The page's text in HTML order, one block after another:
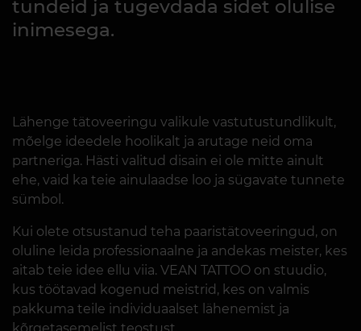
tundeid ja tugevdada sidet olulise
inimesega.
Lähenge tätoveeringu valikule vastutustundlikult,
mõelge ideedele hoolikalt ja arutage neid oma
partneriga. Hästi valitud disain ei ole mitte ainult
ehe, vaid ka teie ainulaadse loo ja sügavate tunnete
sümbol.
Kui olete otsustanud teha paaristätoveeringud, on
oluline leida professionaalne ja andekas meister, kes
aitab teie idee ellu viia. VEAN TATTOO on stuudio,
kus töötavad kogenud meistrid, kes on valmis
pakkuma teile individuaalset lähenemist ja
kõrgetasemelist teostust.